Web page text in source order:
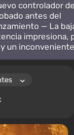
controlador
antes del
— La
impresiona,
un inconveniente